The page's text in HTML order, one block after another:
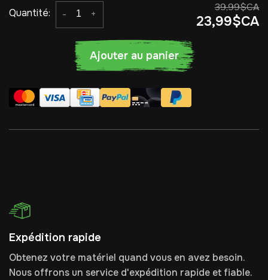
Quantité: +
-
39,99$CA
23,99$CA
Ajouter au panier
Expédition rapide
Obtenez votre matériel quand vous en avez besoin.
Nous offrons un service d'expédition rapide et fiable.